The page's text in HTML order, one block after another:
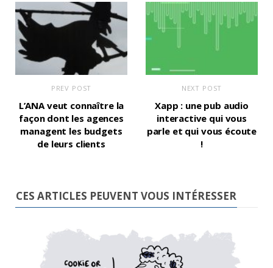
PREV POST
L’ANA veut connaître la
façon dont les agences
managent les budgets
de leurs clients
NEXT POST
Xapp : une pub audio
interactive qui vous
parle et qui vous écoute
!
CES ARTICLES PEUVENT VOUS INTÉRESSER